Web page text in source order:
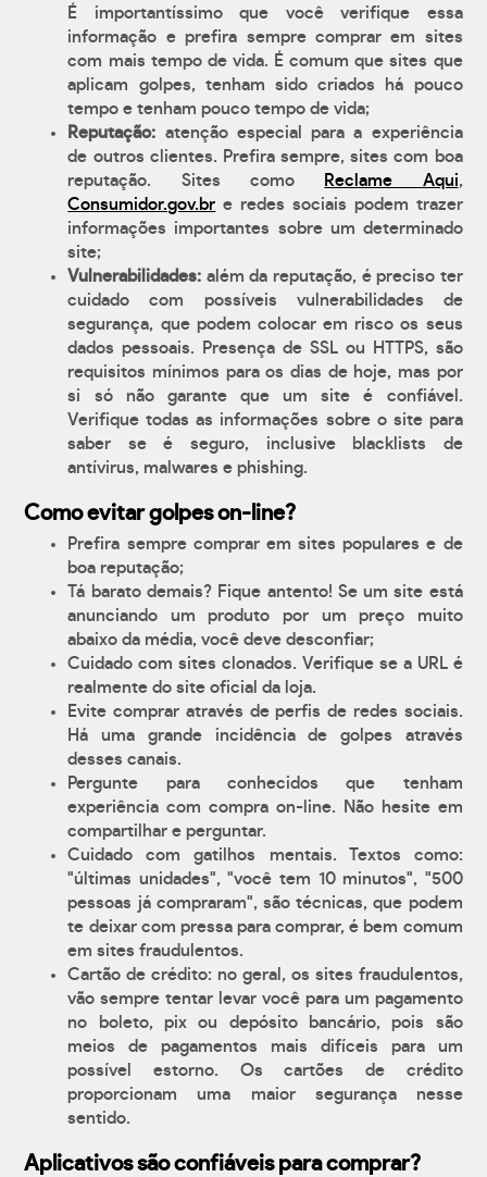
É importantíssimo que você verifique essa
informação e prefira sempre comprar em sites
com mais tempo de vida. É comum que sites que
aplicam golpes, tenham sido criados há pouco
tempo e tenham pouco tempo de vida;
Reputação: atenção especial para a experiência
de outros clientes. Prefira sempre, sites com boa
reputação. Sites como
Reclame Aqui,
Consumidor.gov.br e redes sociais podem trazer
informações importantes sobre um determinado
site;
Vulnerabilidades: além da reputação, é preciso ter
cuidado com possíveis vulnerabilidades de
segurança, que podem colocar em risco os seus
dados pessoais. Presença de SSL ou HTTPS, são
requisitos mínimos para os dias de hoje, mas por
si só não garante que um site é confiável.
Verifique todas as informações sobre o site para
saber se é seguro, inclusive blacklists de
antívirus, malwares e phishing.
Como evitar golpes on-line?
Prefira sempre comprar em sites populares e de
boa reputação;
Tá barato demais? Fique antento! Se um site está
anunciando um produto por um preço muito
abaixo da média, você deve desconfiar;
Cuidado com sites clonados. Verifique se a URL é
realmente do site oficial da loja.
Evite comprar através de perfis de redes sociais.
Há uma grande incidência de golpes através
desses canais.
Pergunte para conhecidos que tenham
experiência com compra on-line. Não hesite em
compartilhar e perguntar.
Cuidado com gatilhos mentais. Textos como:
"últimas unidades", "você tem 10 minutos", "500
pessoas já compraram", são técnicas, que podem
te deixar com pressa para comprar, é bem comum
em sites fraudulentos.
Cartão de crédito: no geral, os sites fraudulentos,
vão sempre tentar levar você para um pagamento
no boleto, pix ou depósito bancário, pois são
meios de pagamentos mais difíceis para um
possível estorno. Os cartões de crédito
proporcionam uma maior segurança nesse
sentido.
Aplicativos são confiáveis para comprar?